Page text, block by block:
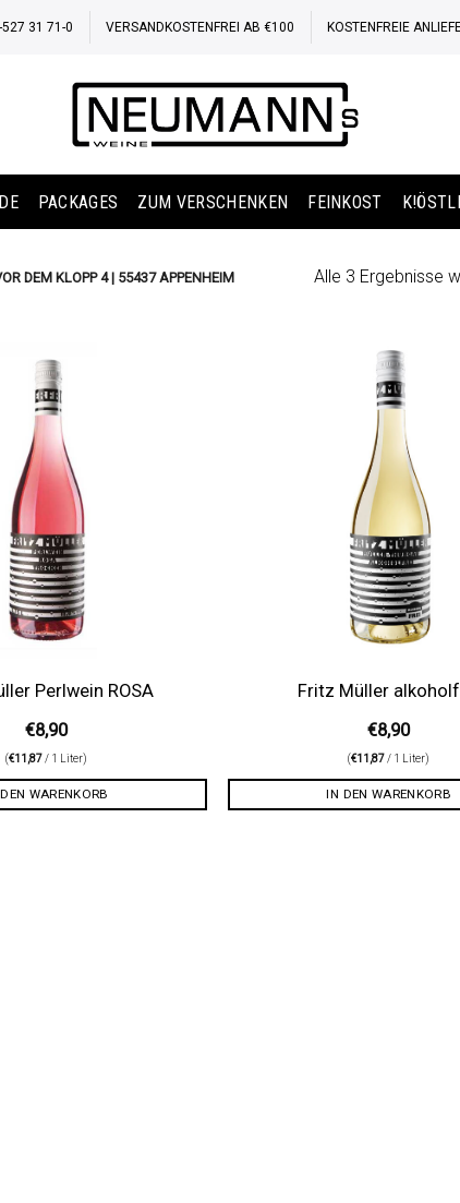
527 31 71-0 VERSANDKOSTENFREI AB €100 KOSTENFREIE
PACKAGES ZUM VERSCHENKEN FEINKOST
DEM KLOPP 4 | 55437 APPENHEIM Alle 3 Ergebnisse
Perlwein ROSA
€8,90
(€11,87/ 1 Liter)
WARENKORB
Fritz Müller
€8,90
(€11,87/ 1 Liter)
IN DEN WARENKORB